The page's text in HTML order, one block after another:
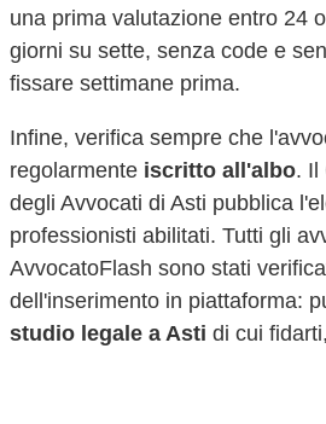
una prima valutazione entro 24
giorni su sette, senza code e
fissare settimane prima.
Infine, verifica sempre che
regolarmente iscritto all'albo. Il
degli Avvocati di Asti pubblica
professionisti abilitati. Tutti gli
AvvocatoFlash sono stati
dell'inserimento in piattaforma:
studio legale a Asti di cui